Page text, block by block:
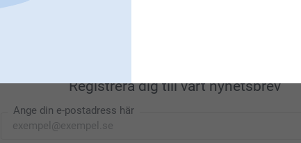
Registrera dig till vårt nyhetsbrev
Ange din e-postadress här